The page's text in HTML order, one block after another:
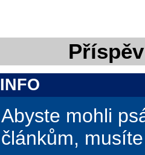
INFO
Abyste mohli
článkům,